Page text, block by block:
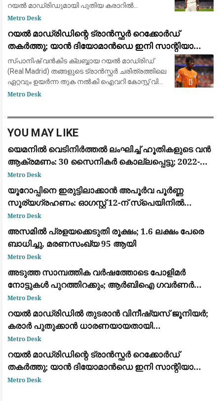
റയൽ മാഡ്രിഡുമായി പുതിയ കരാറിൽ
ഒപ്പുവെക്കാൻ ഒരുങ്ങുന്നു. പ്രമുഖ ട്രാൻസ്ഫർ
റൊമാനോയും 'ദ അത്‌ലറ്റികു'മാണ
Metro Desk
റയൽ മാഡ്രിഡിന്റെ ട്രാൻസ്ഫർ റെക്കോർഡ്
തകർത്തു; യാൻ ദിയോമാൻഡെ ഇനി സാന്റിയാഗോ
ബെർണബ്യൂവിൽ
സ്പാനിഷ് വൻകിട ക്ലബ്ബായ റയൽ മാഡ്രിഡ്
(Real Madrid) തങ്ങളുടെ ട്രാൻസ്ഫർ ചരിത്രത്തിലെ
ഏറ്റവും ഉയർന്ന തുക നൽകി ഐവറി കോസ്റ്റ് വിങ്
ഫോർവേഡ് യാൻ ദിയോമാൻഡെയെ (Yan
Metro Desk
YOU MAY LIKE
യെമനിൽ വെടിനിർത്തൽ ലംഘിച്ച് ഹൂതികളുടെ വൻ
ആക്രമണം: 30 സൈനികർ കൊല്ലപ്പെട്ടു; 2022-ന്
ശേഷമുള്ള ഏറ്റവും വലിയ ഏറ്റുമുട്ടൽ
Metro Desk
യൂറോപ്പിനെ ഇരുട്ടിലാക്കാൻ അപൂർവ പൂർണ്ണ
സൂര്യഗ്രഹണം: ഓഗസ്റ്റ് 12-ന് സ്പെയിനിൽ
പ്രകൃതിയുടെ വിസ്മയക്കാഴ്ച
Metro Desk
അസമിൽ പ്രളയക്കെടുതി രൂക്ഷം; 1.6 ലക്ഷം പേരെ
ബാധിച്ചു, മരണസംഖ്യ 95 ആയി
Metro Desk
അടുത്ത സാമ്പത്തിക വർഷത്തോടെ പോളിമർ
നോട്ടുകൾ പുറത്തിറക്കും; ആർബിഐ ഗവർണർ
സഞ്ജയ് മൽഹോത്ര
Metro Desk
റയൽ മാഡ്രിഡിൽ തുടരാൻ വിനീഷ്യസ് ജൂനിയർ;
കരാർ പുതുക്കാൻ ധാരണയായതായി
ഫാബ്രിസിയോ റൊമാനോയും ദ അത്‌ലറ്റിക്കും
Metro Desk
റയൽ മാഡ്രിഡിന്റെ ട്രാൻസ്ഫർ റെക്കോർഡ്
തകർത്തു; യാൻ ദിയോമാൻഡെ ഇനി സാന്റിയാഗോ
ബെർണബ്യൂവിൽ
Metro Desk